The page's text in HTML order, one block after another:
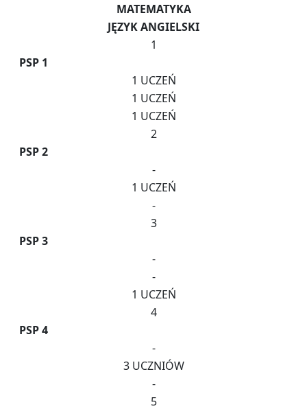
MATEMATYKA
JĘZYK ANGIELSKI
1
PSP 1
1 UCZEŃ
1 UCZEŃ
1 UCZEŃ
2
PSP 2
-
1 UCZEŃ
-
3
PSP 3
-
-
1 UCZEŃ
4
PSP 4
-
3 UCZNIÓW
-
5